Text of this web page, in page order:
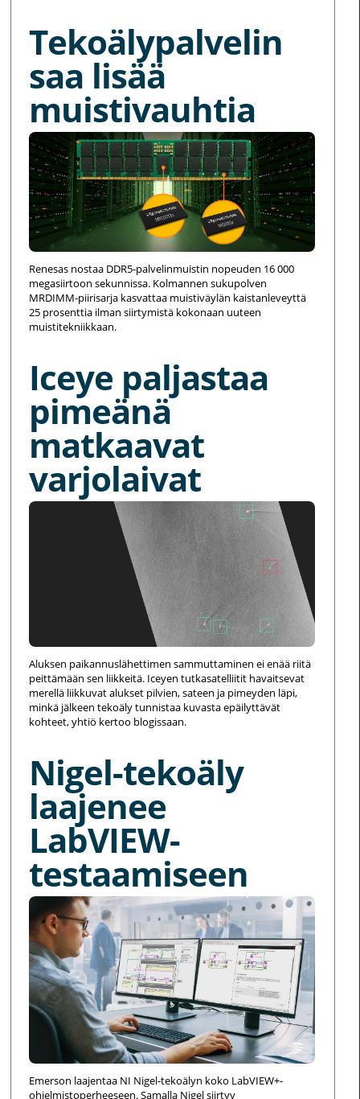
Tekoälypalvelin
saa lisää
muistivauhtia
Renesas nostaa DDR5-palvelinmuistin nopeuden 16 000
megasiirtoon sekunnissa. Kolmannen sukupolven
MRDIMM-piirisarja kasvattaa muistiväylän kaistanleveyttä
25 prosenttia ilman siirtymistä kokonaan uuteen
muistitekniikkaan.
Iceye paljastaa
pimeänä
matkaavat
varjolaivat
Aluksen paikannuslähettimen sammuttaminen ei enää riitä
peittämään sen liikkeitä. Iceyen tutkasatelliitit havaitsevat
merellä liikkuvat alukset pilvien, sateen ja pimeyden läpi,
minkä jälkeen tekoäly tunnistaa kuvasta epäilyttävät
kohteet, yhtiö kertoo blogissaan.
Nigel-tekoäly
laajenee
LabVIEW-
testaamiseen
Emerson laajentaa NI Nigel-tekoälyn koko LabVIEW+-
ohjelmistoperheeseen. Samalla Nigel siirtyy